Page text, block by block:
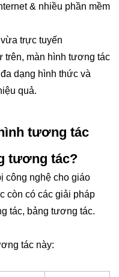
& nhiều phần mềm
trực tuyến
trên, màn hình tương tác
dạng hình thức và
quả.
tương tác
tương tác?
công nghệ cho giáo
còn có các giải pháp
tác, bảng tương tác.
tác này: